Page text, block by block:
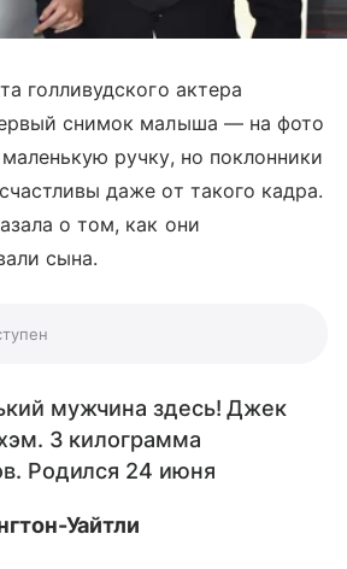
голливудского актера
снимок малыша — на фото
ручку, но поклонники
даже от такого кадра.
о том, как они
сына.
мужчина здесь! Джек
3 килограмма
Родился 24 июня
Уайтли